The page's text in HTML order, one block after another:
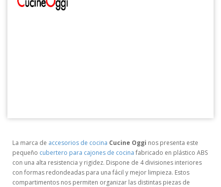
La marca de accesorios de cocina Cucine Oggi nos presenta este
pequeño cubertero para cajones de cocina fabricado en plástico ABS
con una alta resistencia y rigidez. Dispone de 4 divisiones interiores
con formas redondeadas para una fácil y mejor limpieza. Estos
compartimentos nos permiten organizar las distintas piezas de